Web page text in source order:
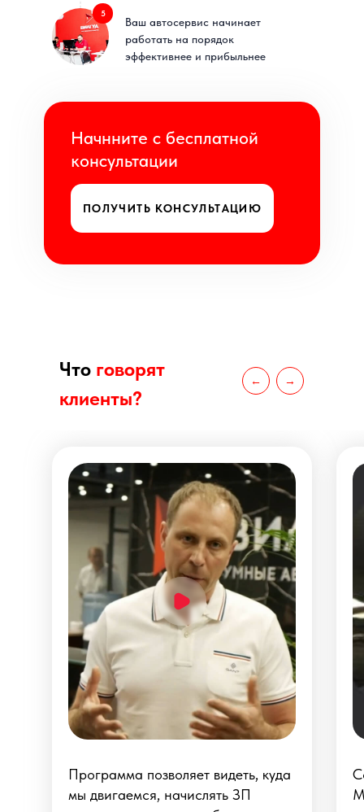
Ваш автосервис начинает
работать на порядок
эффективнее и прибыльнее
5
Начнните с бесплатной
консультации
ПОЛУЧИТЬ КОНСУЛЬТАЦИЮ
Что говорят
клиенты?
← →
Программа позволяет видеть, куда
мы двигаемся, начислять ЗП
Алтуфьевское шоссе д.48, к. 4
Адрес
Общество с ограниченной ответственностью «Вилгуд ИТ»
ИНН: 7724434171, КПП: 772401001, ОГРН: 1187746320497,
ОКПО: 27809818; ОКТМО: 45917000000
может быть изменена в любое время без
предварительного уведомления.
Услуги